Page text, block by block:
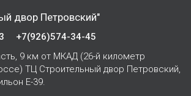
двор Петровский"
+7(926)574-34-45
9 км от МКАД (26-й километр
ТЦ Строительный двор Петровский,
Е-39.